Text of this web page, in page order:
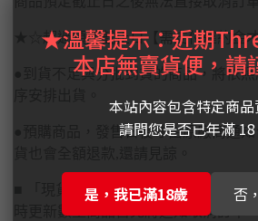
★☆超過預定截止日【需支付違約
●到貨不足與分批到貨的商品，將依照
●預購商品，發售日後才由原廠商通知
■ 「現貨商品」仍於各大賣場和實體
時更新數量商品售完將通知取消訂單
★溫馨提示：近期
本店無賣貨便，請
本站內容包含特定商品
請問您是否已年滿 18
是，我已滿18歲 否